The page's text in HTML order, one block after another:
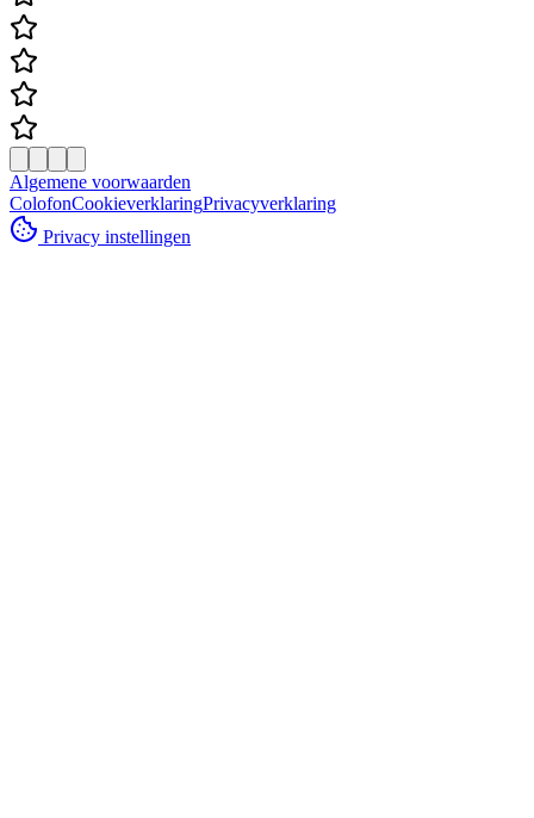
Algemene voorwaarden
ColofonCookieverklaringPrivacyverklaring
Privacy instellingen